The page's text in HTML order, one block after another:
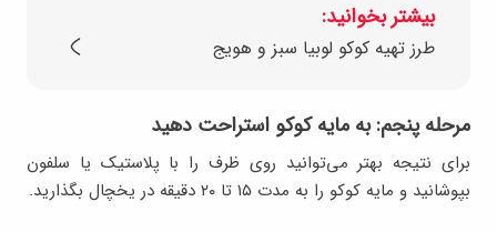
بیشتر بخوانید:
طرز تهیه کوکو لوبیا سبز و هویج
مرحله پنجم: به مایه کوکو استراحت دهید
برای نتیجه بهتر می‌توانید روی ظرف را با پلاستیک یا سلفون
بپوشانید و مایه کوکو را به مدت ۱۵ تا ۲۰ دقیقه در یخچال بگذارید.